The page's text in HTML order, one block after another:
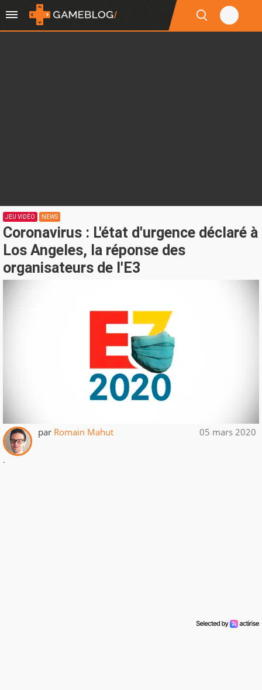
JEU VIDÉO NEWS
Coronavirus : L'état d'urgence déclaré à
Los Angeles, la réponse des
organisateurs de l'E3
par Romain Mahut 05 mars 2020
.